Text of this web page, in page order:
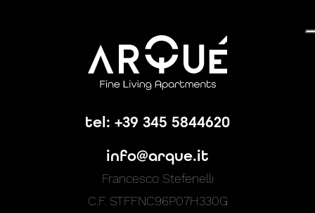
tel: +39 345 5844620
info@arque.it
Francesco Stefenelli
C.F. STFFNC96P07H330G